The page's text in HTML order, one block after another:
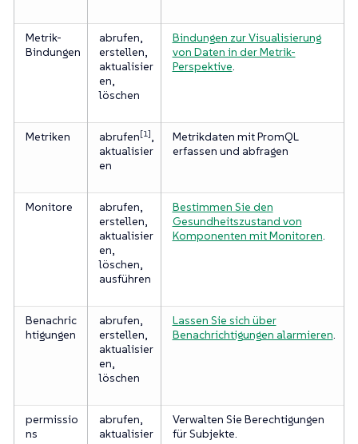
Metrik-
Bindungen
abrufen,
erstellen,
aktualisier
en,
löschen
Bindungen zur Visualisierung
von Daten in der Metrik-
Perspektive.
Metriken abrufen[1],
aktualisier
en
Metrikdaten mit PromQL
erfassen und abfragen
Monitore
abrufen,
erstellen,
aktualisier
en,
löschen,
ausführen
Bestimmen Sie den
Gesundheitszustand von
Komponenten mit Monitoren.
Benachric
htigungen
abrufen,
erstellen,
aktualisier
en,
löschen
Lassen Sie sich über
Benachrichtigungen alarmieren.
permissio
ns
abrufen,
aktualisier
Verwalten Sie Berechtigungen
für Subjekte.